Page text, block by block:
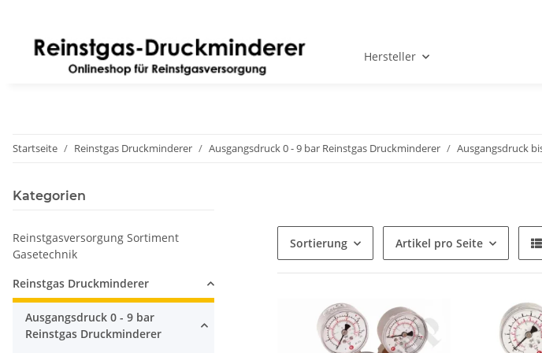
Hersteller
Startseite Reinstgas Druckminderer Ausgangsdruck 0 - 9 bar Reinstgas Druckminderer Ausgangsdruck
Sortierung Artikel pro Seite
Kategorien
Reinstgasversorgung Sortiment
Gasetechnik
Reinstgas Druckminderer
Ausgangsdruck 0 - 9 bar
Reinstgas Druckminderer